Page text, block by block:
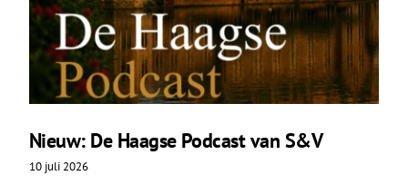
Nieuw: De Haagse Podcast van S&V
10 juli 2026